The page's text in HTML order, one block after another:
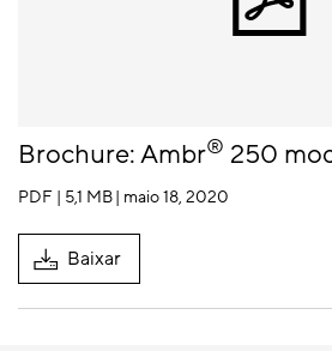
Brochure: Ambr® 250
PDF | 5,1 MB| maio 18, 2020
Baixar